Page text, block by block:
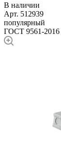
В наличии
Арт. 512939
популярный
ГОСТ 9561-2016